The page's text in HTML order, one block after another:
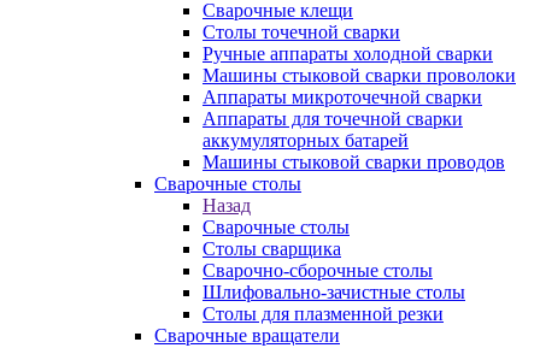
Сварочные клещи
Столы точечной сварки
Ручные аппараты холодной сварки
Машины стыковой сварки проволоки
Аппараты микроточечной сварки
Аппараты для точечной сварки
аккумуляторных батарей
Машины стыковой сварки проводов
Сварочные столы
Назад
Сварочные столы
Столы сварщика
Сварочно-сборочные столы
Шлифовально-зачистные столы
Столы для плазменной резки
Сварочные вращатели